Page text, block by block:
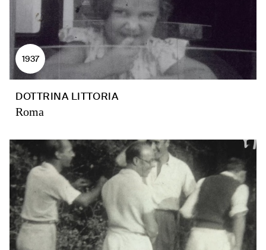
1937
DOTTRINA LITTORIA
Roma